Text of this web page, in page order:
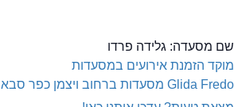
שם מסעדה: גלידה פרדו
מוקד הזמנת אירועים במסעדות
Glida Fredo מסעדות ברחוב ויצמן כפר סבא